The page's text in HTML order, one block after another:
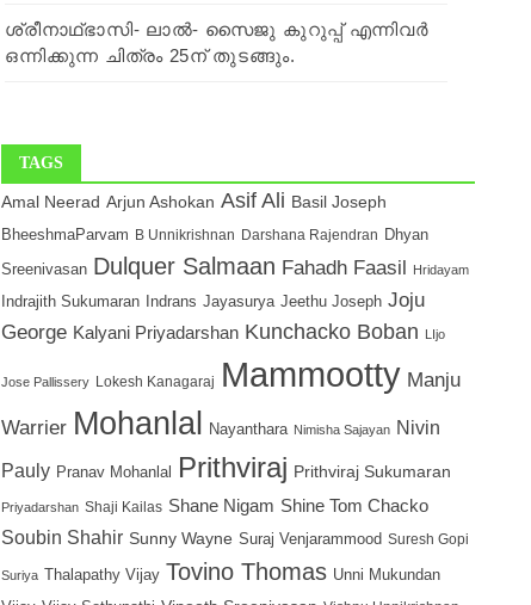
ശ്രീനാഥ്ഭാസി- ലാൽ- സൈജു കുറുപ്പ് എന്നിവർ
ഒന്നിക്കുന്ന ചിത്രം 25ന് തുടങ്ങും.
TAGS
Amal Neerad Arjun Ashokan Asif Ali Basil Joseph
BheeshmaParvam B Unnikrishnan Darshana Rajendran
Dhyan
Sreenivasan Dulquer Salmaan Fahadh Faasil Hridayam
Indrajith Sukumaran Indrans Jayasurya Jeethu Joseph Joju
George Kalyani Priyadarshan Kunchacko Boban LIjo
Jose Pallissery Lokesh Kanagaraj Mammootty Manju
Warrier Mohanlal Nayanthara Nimisha Sajayan Nivin
Pauly Pranav Mohanlal Prithviraj Prithviraj Sukumaran
Priyadarshan Shaji Kailas Shane Nigam Shine Tom Chacko
Soubin Shahir Sunny Wayne Suraj Venjarammood Suresh Gopi
Suriya Thalapathy Vijay Tovino Thomas Unni Mukundan